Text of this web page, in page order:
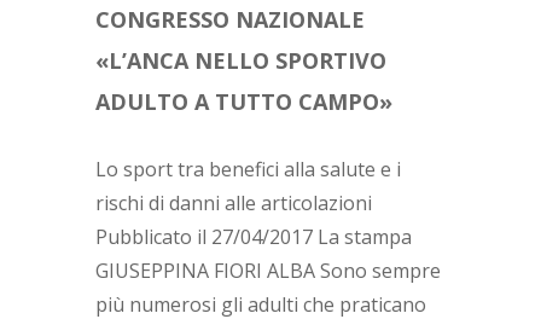
CONGRESSO NAZIONALE
«L’ANCA NELLO SPORTIVO
ADULTO A TUTTO CAMPO»
Lo sport tra benefici alla salute e i
rischi di danni alle articolazioni
Pubblicato il 27/04/2017 La stampa
GIUSEPPINA FIORI ALBA Sono sempre
più numerosi gli adulti che praticano